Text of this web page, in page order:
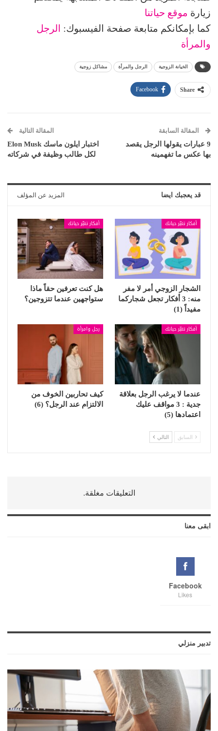
زيارة موقع حياتنا
كما بإمكانكم متابعة صفحة الفيسبوك: الرجل
والمرأة
الخيانة الزوجية الرجل والمرأة مشاكل زوجية
Share
Facebook
المقالة السابقة
9 عبارات يقولها الرجل يقصد
بها عكس ما تفهمينه
المقالة التالية
اختبار ايلون ماسك Elon Musk
لكل طالب وظيفة في شركاته
قد يعجبك ايضا المزيد عن المؤلف
أفكار تغيّر حياتك
الشجار الزوجي أمر لا مفر
منه: 3 أفكار تجعل شجاركما
مفيداً (1)
أفكار تغيّر حياتك
هل كنت تعرفين حقاً ماذا
ستواجهين عندما تتزوجين؟
أفكار تغيّر حياتك
عندما لا يرغب الرجل بعلاقة
جدية : 3 مواقف عليك
اعتمادها (5)
رجل وامرأة
كيف تحاربين الخوف من
الالتزام عند الرجل؟ (6)
السابق التالي
التعليقات مغلقة.
ابقى معنا
Facebook
Likes
تدبير منزلي